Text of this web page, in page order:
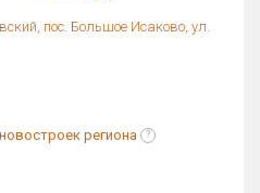
пос. Большое Исаково, ул.
региона ?